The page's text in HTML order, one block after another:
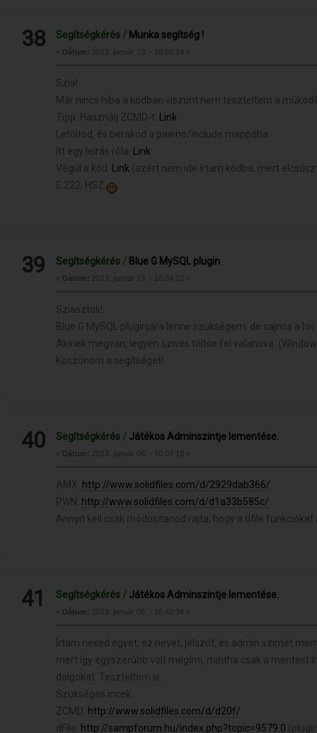
38 Segítségkérés / Munka segítség !
« Dátum: 2013. január 13. - 18:59:24 »
Szia!
Már nincs hiba a kódban viszont nem teszteltem a
Tipp: Használj ZCMD-t: Link
Letöltöd, és berakod a pawno/include mappába.
Itt egy leírás róla: Link
Végül a kód:
Link (azért nem ide írtam kódba, mert
E:222. HSZ
39 Segítségkérés / Blue G MySQL plugin
« Dátum: 2013. január 13. - 18:34:23 »
Sziasztok!
Blue G MySQL pluginjára lenne szükségem, de sajnos a
Akinek megvan, legyen szíves töltse fel valahova.
Köszönöm a segítséget!
40 Segítségkérés / Játékos Adminszintje lementése.
« Dátum: 2013. január 06. - 16:07:18 »
AMX: http://www.solidfiles.com/d/2929dab366/
PWN:
http://www.solidfiles.com/d/d1a33b585c/
Annyit kell csak módosítanod rajta, hogy a dfile
41 Segítségkérés / Játékos Adminszintje lementése.
« Dátum: 2013. január 06. - 15:42:34 »
Írtam neked egyet, ez nevet, jelszót, és admin szintet
mert így egyszerûbb volt megírni, mintha csak a
dolgokat. Teszteltem is.
Szükséges incek:
ZCMD: http://www.solidfiles.com/d/d20f/
dFile: http://sampforum.hu/index.php?topic=9579.0